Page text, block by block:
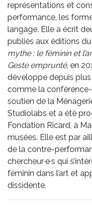
représentations et
performance, les
langage. Elle a écrit
publiés aux éditions du
mythe : le féminin et
Geste emprunté, en
développe depuis
comme la
soutien de la
Studiolabs et a été
Fondation Ricard, à
musées. Elle est par
de la contre-
chercheur·e·s qui
féminin dans l’art et
dissidente.